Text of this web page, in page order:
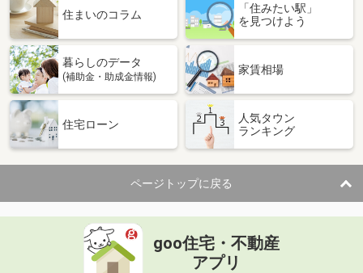
住まいのコラム
「住みたい駅」
を見つけよう
暮らしのデータ
(補助金・助成金情報)
家賃相場
住宅ローン
人気タウン
ランキング
ページトップに戻る
goo住宅・不動産
アプリ